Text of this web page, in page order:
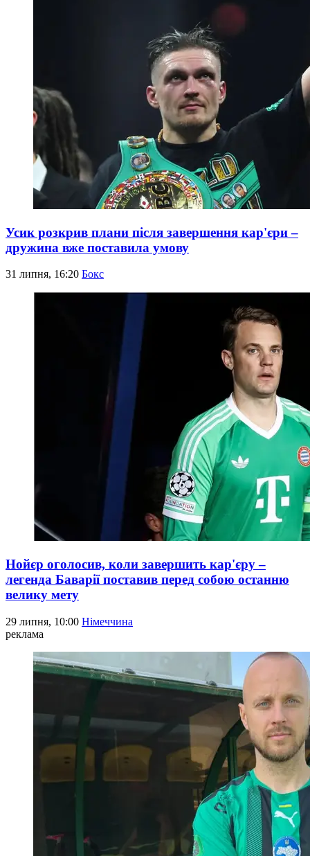
Усик розкрив плани після завершення кар'єри –
дружина вже поставила умову
31 липня, 16:20 Бокс
Нойєр оголосив, коли завершить кар'єру –
легенда Баварії поставив перед собою останню
велику мету
29 липня, 10:00 Німеччина
реклама